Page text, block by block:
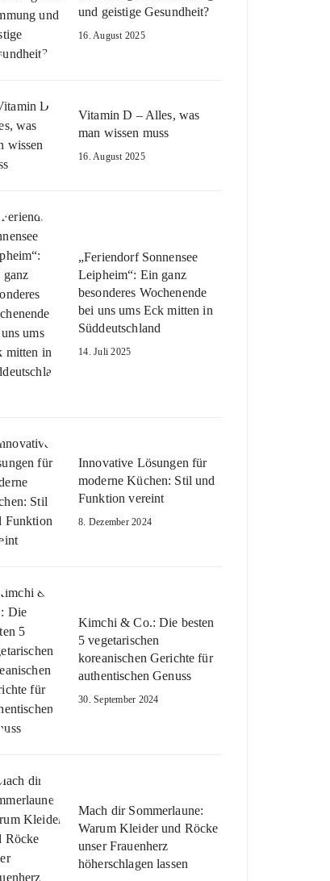
und geistige Gesundheit?
16. August 2025
Vitamin D – Alles, was
man wissen muss
16. August 2025
„Feriendorf Sonnensee
Leipheim“: Ein ganz
besonderes Wochenende
bei uns ums Eck mitten in
Süddeutschland
14. Juli 2025
Innovative Lösungen für
moderne Küchen: Stil und
Funktion vereint
8. Dezember 2024
Kimchi & Co.: Die besten
5 vegetarischen
koreanischen Gerichte für
authentischen Genuss
30. September 2024
Mach dir Sommerlaune:
Warum Kleider und Röcke
unser Frauenherz
höherschlagen lassen